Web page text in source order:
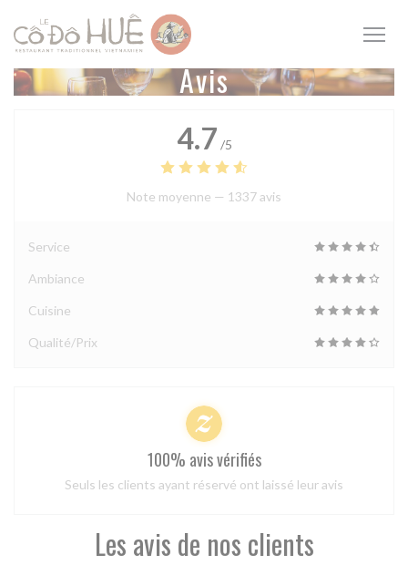
Personnalisation de vos choix en matière de cookies
Avis
Les avis de nos clients
4.7 /5
Note moyenne — 1337 avis
Service
Ambiance
Cuisine
Qualité/Prix
100% avis vérifiés
Seuls les clients ayant réservé ont laissé leur avis